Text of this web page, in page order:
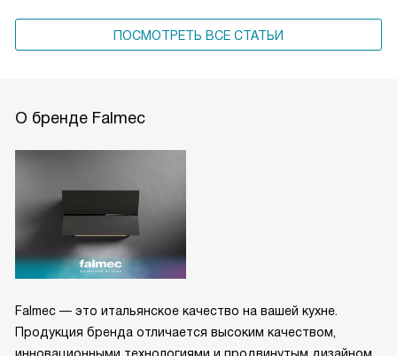
ПОСМОТРЕТЬ ВСЕ СТАТЬИ
О бренде Falmec
Falmec — это итальянское качество на вашей кухне.
Продукция бренда отличается высоким качеством,
инновационными технологиями и продвинутым дизайном,